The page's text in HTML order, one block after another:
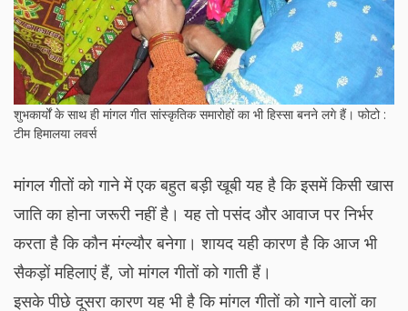
शुभकार्यों के साथ ही मांगल गीत सांस्कृतिक समारोहों का भी हिस्सा बनने लगे हैं। फोटो :
टीम हिमालया लवर्स
मांगल गीतों को गाने में एक बहुत बड़ी खूबी यह है कि इसमें किसी खास
जाति का होना जरूरी नहीं है। यह तो पसंद और आवाज पर निर्भर
करता है कि कौन मंग्ल्यौर बनेगा। शायद यही कारण है कि आज भी
सैकड़ों महिलाएं हैं, जो मांगल गीतों को गाती हैं।
इसके पीछे दूसरा कारण यह भी है कि मांगल गीतों को गाने वालों का